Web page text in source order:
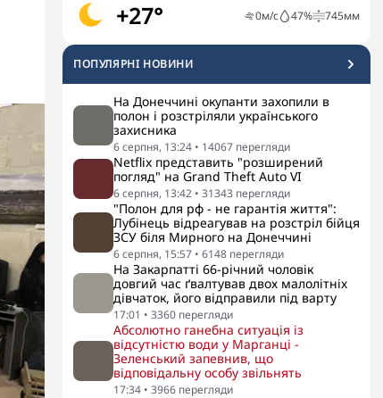
+27° 0м/с 47% 745мм
ПОПУЛЯРНI НОВИНИ
На Донеччині окупанти захопили в
полон і розстріляли українського
захисника
6 серпня, 13:24 • 14067 перегляди
Netflix представить "розширений
погляд" на Grand Theft Auto VI
6 серпня, 13:42 • 31343 перегляди
"Полон для рф - не гарантія життя":
Лубінець відреагував на розстріл бійця
ЗСУ біля Мирного на Донеччині
6 серпня, 15:57 • 6148 перегляди
На Закарпатті 66-річний чоловік
довгий час ґвалтував двох малолітніх
дівчаток, його відправили під варту
17:01 • 3360 перегляди
Абсолютно ганебна ситуація із
відсутністю води у Марганці -
Зеленський запевнив, що
відповідальну особу звільнять
17:34 • 3966 перегляди